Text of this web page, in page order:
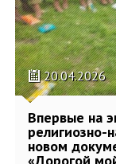
20.04.2026
Впервые на
религиозно-
новом